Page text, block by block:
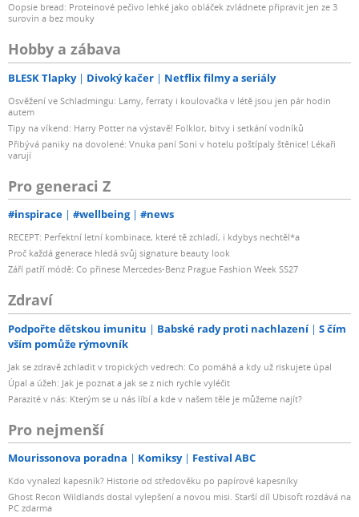
Oopsie bread: Proteinové pečivo lehké jako obláček zvládnete připravit jen ze 3
surovin a bez mouky
Hobby a zábava
BLESK Tlapky Divoký kačer Netflix filmy a seriály
Osvěžení ve Schladmingu: Lamy, ferraty i koulovačka v létě jsou jen pár hodin
autem
Tipy na víkend: Harry Potter na výstavě! Folklor, bitvy i setkání vodníků
Přibývá paniky na dovolené: Vnuka paní Soni v hotelu poštípaly štěnice! Lékaři
varují
Pro generaci Z
#inspirace #wellbeing #news
RECEPT: Perfektní letní kombinace, které tě zchladí, i kdybys nechtěl*a
Proč každá generace hledá svůj signature beauty look
Září patří módě: Co přinese Mercedes-Benz Prague Fashion Week SS27
Zdraví
Podpořte dětskou imunitu Babské rady proti nachlazení
S čím
vším pomůže rýmovník
Jak se zdravě zchladit v tropických vedrech: Co pomáhá a kdy už riskujete úpal
Úpal a úžeh: Jak je poznat a jak se z nich rychle vyléčit
Parazité v nás: Kterým se u nás líbí a kde v našem těle je můžeme najít?
Pro nejmenší
Mourissonova poradna Komiksy Festival ABC
Kdo vynalezl kapesník? Historie od středověku po papírové kapesníky
Ghost Recon Wildlands dostal vylepšení a novou misi. Starší díl Ubisoft rozdává na
PC zdarma